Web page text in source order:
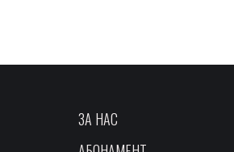
ЗА НАС